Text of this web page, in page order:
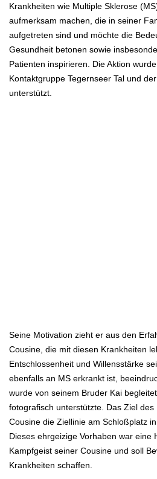
Krankheiten wie Multiple Sklerose
aufmerksam machen, die in seiner
aufgetreten sind und möchte die
Gesundheit betonen sowie
Patienten inspirieren. Die Aktion
Kontaktgruppe Tegernseer Tal und
unterstützt.
Seine Motivation zieht er aus den
Cousine, die mit diesen Krankheiten
Entschlossenheit und Willensstärke
ebenfalls an MS erkrankt ist,
wurde von seinem Bruder Kai
fotografisch unterstützte. Das Ziel
Cousine die Ziellinie am Schloßplatz
Dieses ehrgeizige Vorhaben war eine
Kampfgeist seiner Cousine und soll
Krankheiten schaffen.